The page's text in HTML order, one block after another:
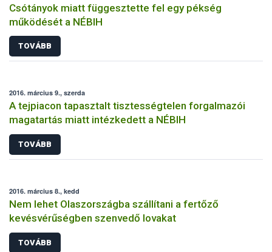
Csótányok miatt függesztette fel egy pékség
működését a NÉBIH
TOVÁBB
2016. március 9., szerda
A tejpiacon tapasztalt tisztességtelen forgalmazói
magatartás miatt intézkedett a NÉBIH
TOVÁBB
2016. március 8., kedd
Nem lehet Olaszországba szállítani a fertőző
kevésvérűségben szenvedő lovakat
TOVÁBB